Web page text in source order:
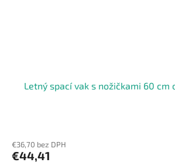
Letný spací vak s nožičkami 60 cm
€36,70 bez DPH
€44,41